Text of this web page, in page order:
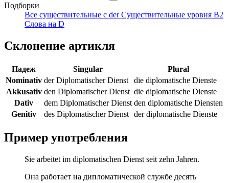
Подборки
Все существительные с derСуществительные уровня B2
Слова на D
Склонение артикля
Падеж Singular
Plural
Nominativ der Diplomatischer Dienst
die diplomatische Dienste
Akkusativ den Diplomatischer Dienst die diplomatische Dienste
Dativ
dem Diplomatischer Dienst den diplomatische Diensten
Genitiv
des Diplomatischer Dienst der diplomatische Dienste
Пример употребления
Sie arbeitet im diplomatischen Dienst seit zehn Jahren.
Она работает на дипломатической службе десять